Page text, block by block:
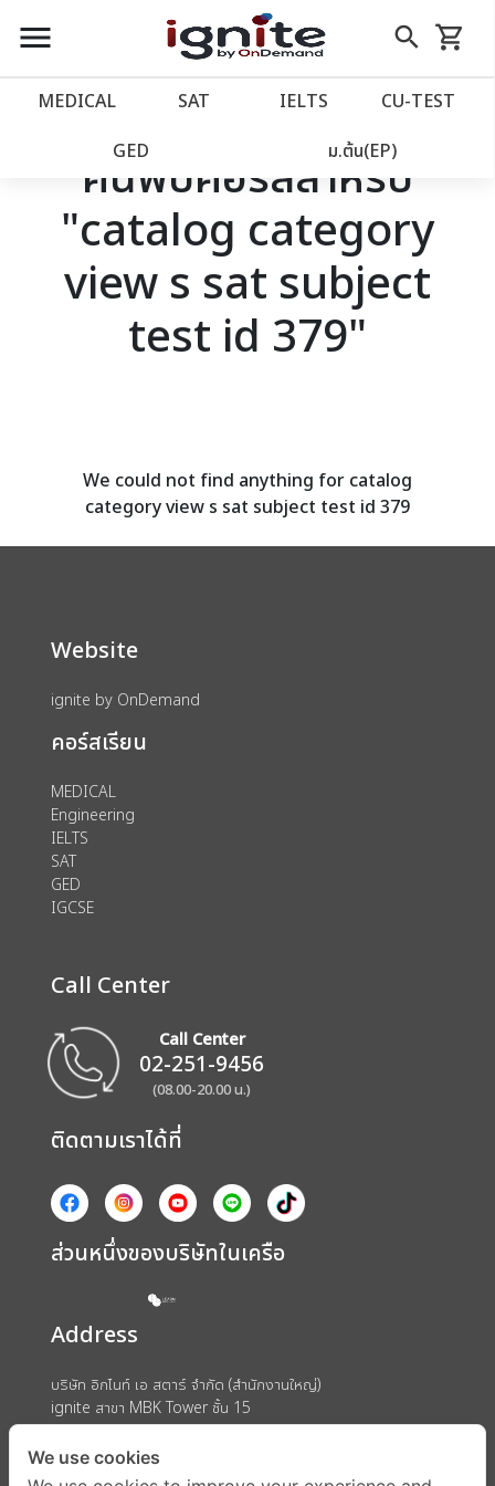
close
account_balance หน้าแรก
เว็บไซต์อิกไนท์
โปรโมชั่น
วางแผนการเรียน
เข้าสู่ระบบ
menu search
Skip
to
shopping_cart
รถเข็น
MEDICAL SAT IELTS CU‑TEST
GED ม.ต้น(EP)
ค้นพบคอร์สสำหรับ
"catalog category
view s sat subject
test id 379"
We could not find anything for catalog
category view s sat subject test id 379
Website
ignite by OnDemand
คอร์สเรียน
MEDICAL
Engineering
IELTS
SAT
GED
IGCSE
Call Center
Call Center
02-251-9456
(08.00-20.00 น.)
ติดตามเราได้ที่
ส่วนหนึ่งของบริษัทในเครือ
Address
บริษัท อิกไนท์ เอ สตาร์ จำกัด (สำนักงานใหญ่)
ignite สาขา MBK Tower ชั้น 15
ถนนพญาไท แขวงวังใหม่ เขตปทุมวัน กรุงเทพมหานคร 10330
We use cookies